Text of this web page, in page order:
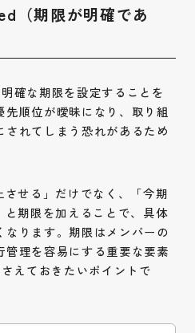
（期限が明確であ
確な期限を設定することを
順位が曖昧になり、取り組
れてしまう恐れがあるため
せる」だけでなく、「今期
期限を加えることで、具体
ります。期限はメンバーの
理を容易にする重要な要素
えておきたいポイントで